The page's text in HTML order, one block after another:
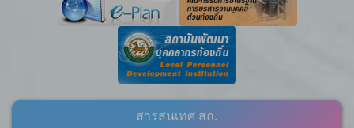
สารสนเทศ สถ.